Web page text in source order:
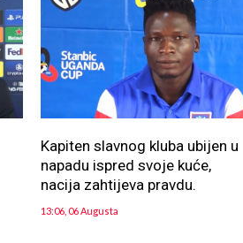
Kapiten slavnog kluba ubijen u
napadu ispred svoje kuće,
nacija zahtijeva pravdu.
13:06, 06 Augusta